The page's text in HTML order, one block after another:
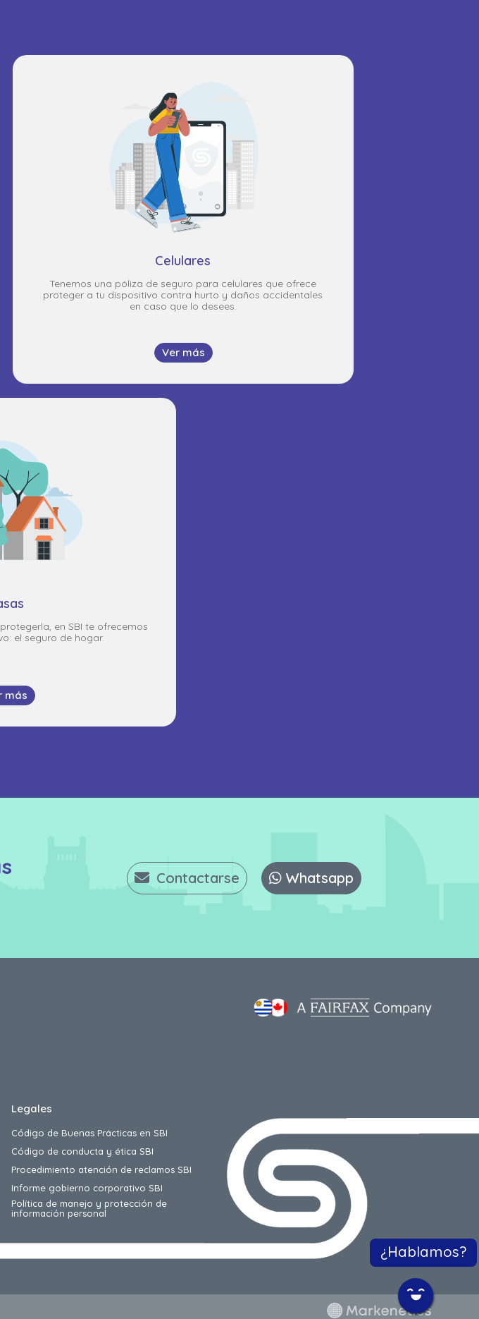
Celulares
Tenemos una póliza de seguro para celulares que ofrece
proteger a tu dispositivo contra hurto y daños accidentales
en caso que lo desees.
Ver más
en SBI te ofrecemos
el seguro de hogar.
más
Contactarse Whatsapp
Legales
Código de Buenas Prácticas en SBI
Código de conducta y ética SBI
Procedimiento atención de reclamos SBI
Informe gobierno corporativo SBI
Política de manejo y protección de
información personal